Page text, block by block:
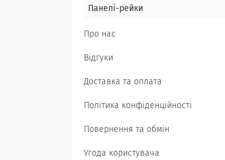
Панелі-рейки
Про нас
Відгуки
Доставка та оплата
Політика конфіденційності
Повернення та обмін
Угода користувача